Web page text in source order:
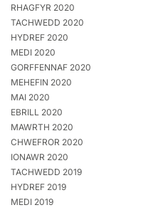
RHAGFYR 2020
TACHWEDD 2020
HYDREF 2020
MEDI 2020
GORFFENNAF 2020
MEHEFIN 2020
MAI 2020
EBRILL 2020
MAWRTH 2020
CHWEFROR 2020
IONAWR 2020
TACHWEDD 2019
HYDREF 2019
MEDI 2019